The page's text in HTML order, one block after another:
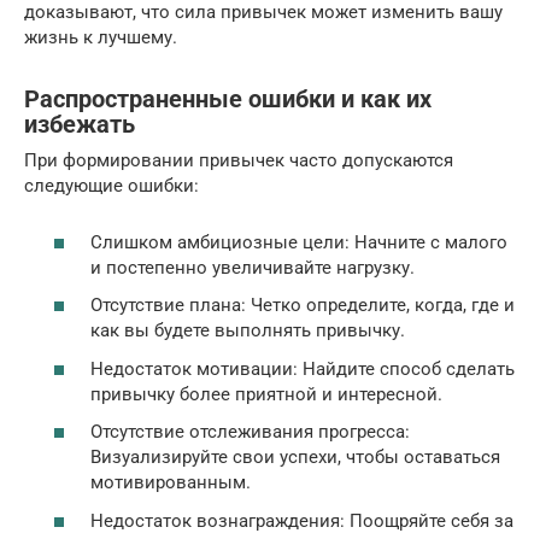
доказывают, что сила привычек может изменить вашу
жизнь к лучшему.
Распространенные ошибки и как их
избежать
При формировании привычек часто допускаются
следующие ошибки:
Слишком амбициозные цели: Начните с малого
и постепенно увеличивайте нагрузку.
Отсутствие плана: Четко определите, когда, где и
как вы будете выполнять привычку.
Недостаток мотивации: Найдите способ сделать
привычку более приятной и интересной.
Отсутствие отслеживания прогресса:
Визуализируйте свои успехи, чтобы оставаться
мотивированным.
Недостаток вознаграждения: Поощряйте себя за